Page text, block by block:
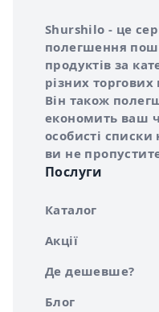
Про сервіс
Shurshilo - це
полегшення
продуктів за
різних
Він також
економить ваш
особисті
ви не
Послуги
Каталог
Акції
Де дешевше?
Блог